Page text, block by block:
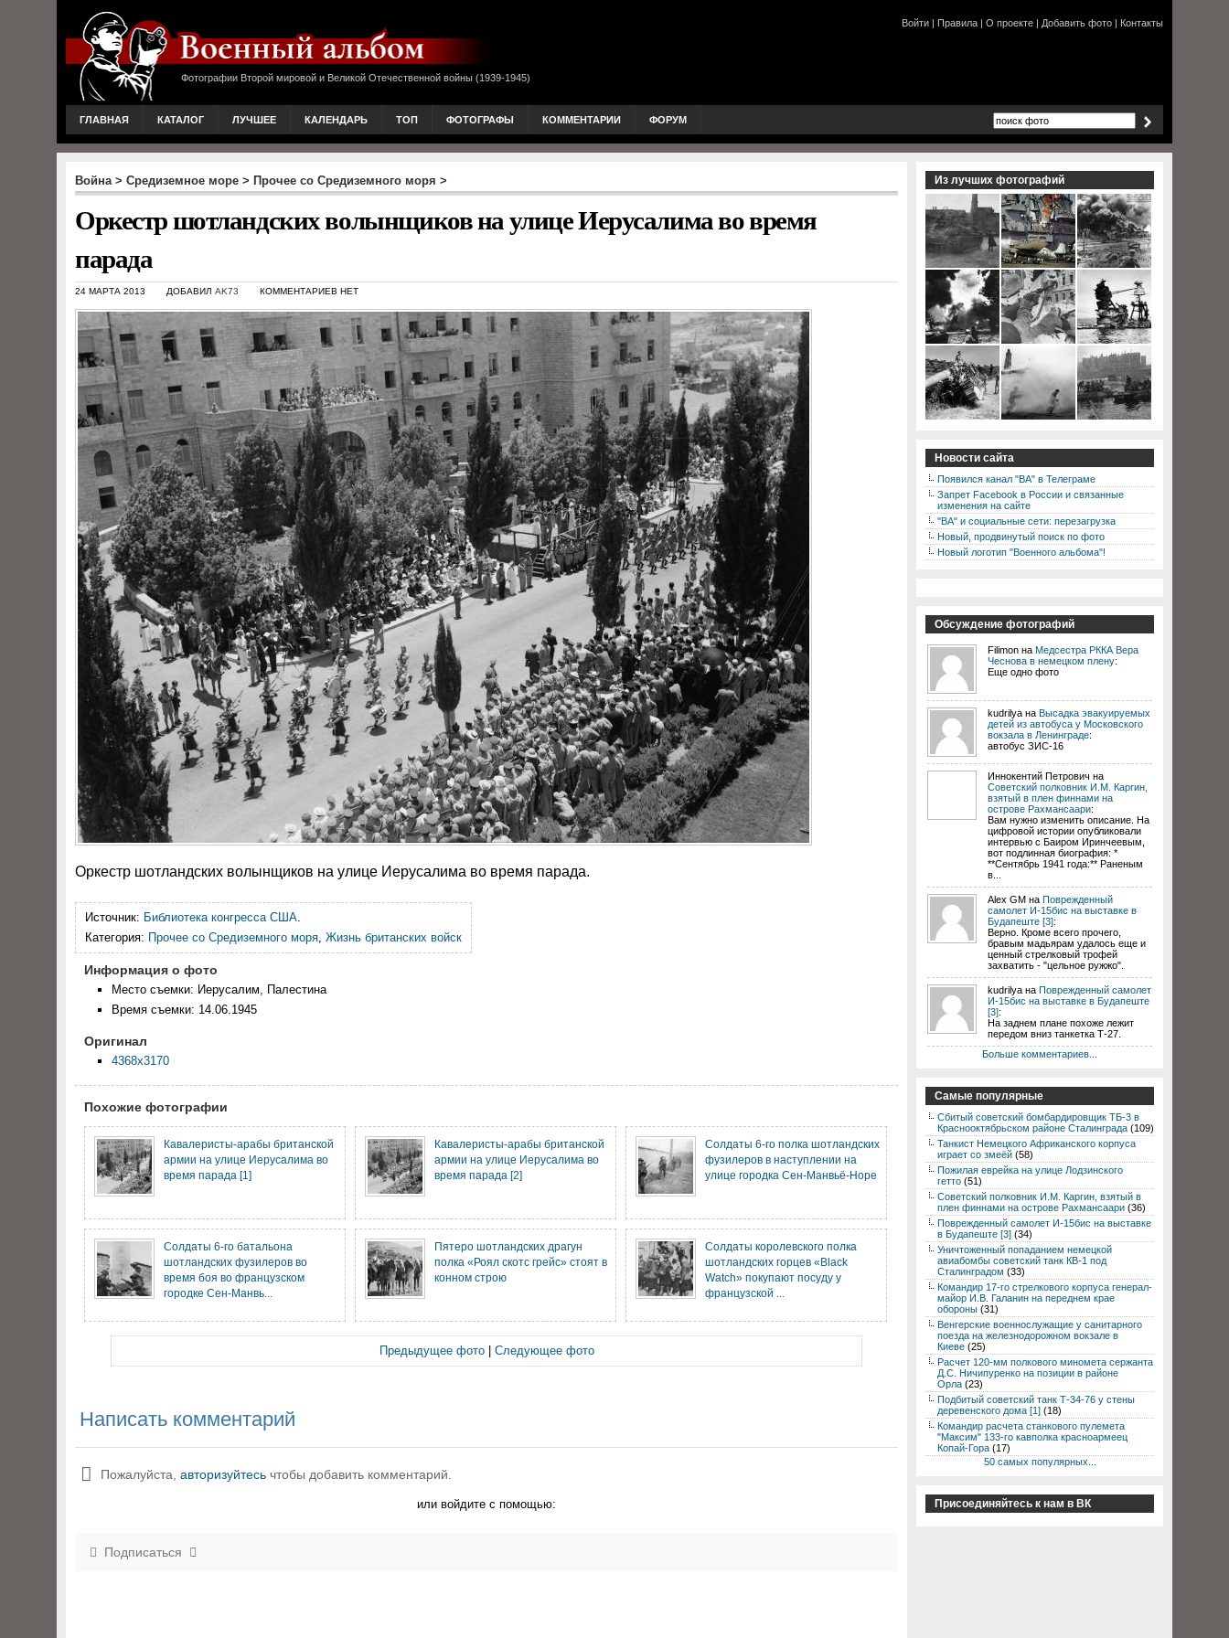
Фотографии Второй мировой и Великой Отечественной войны (1939-1945)
Войти | Правила | О проекте | Добавить фото | Контакты
ГЛАВНАЯ КАТАЛОГ ЛУЧШЕЕ КАЛЕНДАРЬ ТОП ФОТОГРАФЫ КОММЕНТАРИИ ФОРУМ
Война> Средиземное море > Прочее со Средиземного моря >
Оркестр шотландских волынщиков на улице Иерусалима во время
парада
24 МАРТА 2013 ДОБАВИЛ AK73 КОММЕНТАРИЕВ НЕТ
Оркестр шотландских волынщиков на улице Иерусалима во время парада.
Источник: Библиотека конгресса США.
Категория: Прочее со Средиземного моря, Жизнь британских войск
Информация о фото
Место съемки: Иерусалим, Палестина
Время съемки: 14.06.1945
Оригинал
4368x3170
Похожие фотографии
Кавалеристы-арабы британской
армии на улице Иерусалима во
время парада [1]
Кавалеристы-арабы британской
армии на улице Иерусалима во
время парада [2]
Солдаты 6-го полка шотландских
фузилеров в наступлении на
улице городка Сен-Манвьё-Норе
Солдаты 6-го батальона
шотландских фузилеров во
время боя во французском
городке Сен-Манвь...
Пятеро шотландских драгун
полка «Роял скотс грейс» стоят в
конном строю
Солдаты королевского полка
шотландских горцев «Black
Watch» покупают посуду у
французской ...
Предыдущее фото| Следующее фото
Написать комментарий
Пожалуйста, авторизуйтесь чтобы добавить комментарий.
или войдите с помощью:
Подписаться
Из лучших фотографий
Новости сайта
Появился канал "ВА" в Телеграме
Запрет Facebook в России и связанные
изменения на сайте
"ВА" и социальные сети: перезагрузка
Новый, продвинутый поиск по фото
Новый логотип "Военного альбома"!
Обсуждение фотографий
Filimon на Медсестра РККА Вера
Чеснова в немецком плену:
Еще одно фото
kudrilya на Высадка эвакуируемых
детей из автобуса у Московского
вокзала в Ленинграде:
автобус ЗИС-16
Иннокентий Петрович на
Советский полковник И.М. Каргин,
взятый в плен финнами на
острове Рахмансаари:
Вам нужно изменить описание. На
цифровой истории опубликовали
интервью с Баиром Иринчеевым,
вот подлинная биография: *
**Сентябрь 1941 года:** Раненым
в...
Alex GM на Поврежденный
самолет И-15бис на выставке в
Будапеште [3]:
Верно. Кроме всего прочего,
бравым мадьярам удалось еще и
ценный стрелковый трофей
захватить - "цельное ружжо".
kudrilya на Поврежденный самолет
И-15бис на выставке в Будапеште
[3]:
На заднем плане похоже лежит
передом вниз танкетка Т-27.
Больше комментариев...
Самые популярные
Сбитый советский бомбардировщик ТБ-3 в
Краснооктябрьском районе Сталинграда (109)
Танкист Немецкого Африканского корпуса
играет со змеёй (58)
Пожилая еврейка на улице Лодзинского
гетто (51)
Советский полковник И.М. Каргин, взятый в
плен финнами на острове Рахмансаари (36)
Поврежденный самолет И-15бис на выставке
в Будапеште [3] (34)
Уничтоженный попаданием немецкой
авиабомбы советский танк КВ-1 под
Сталинградом (33)
Командир 17-го стрелкового корпуса генерал-
майор И.В. Галанин на переднем крае
обороны (31)
Венгерские военнослужащие у санитарного
поезда на железнодорожном вокзале в
Киеве (25)
Расчет 120-мм полкового миномета сержанта
Д.С. Ничипуренко на позиции в районе
Орла (23)
Подбитый советский танк Т-34-76 у стены
деревенского дома [1] (18)
Командир расчета станкового пулемета
"Максим" 133-го кавполка красноармеец
Копай-Гора (17)
50 самых популярных...
Присоединяйтесь к нам в ВК